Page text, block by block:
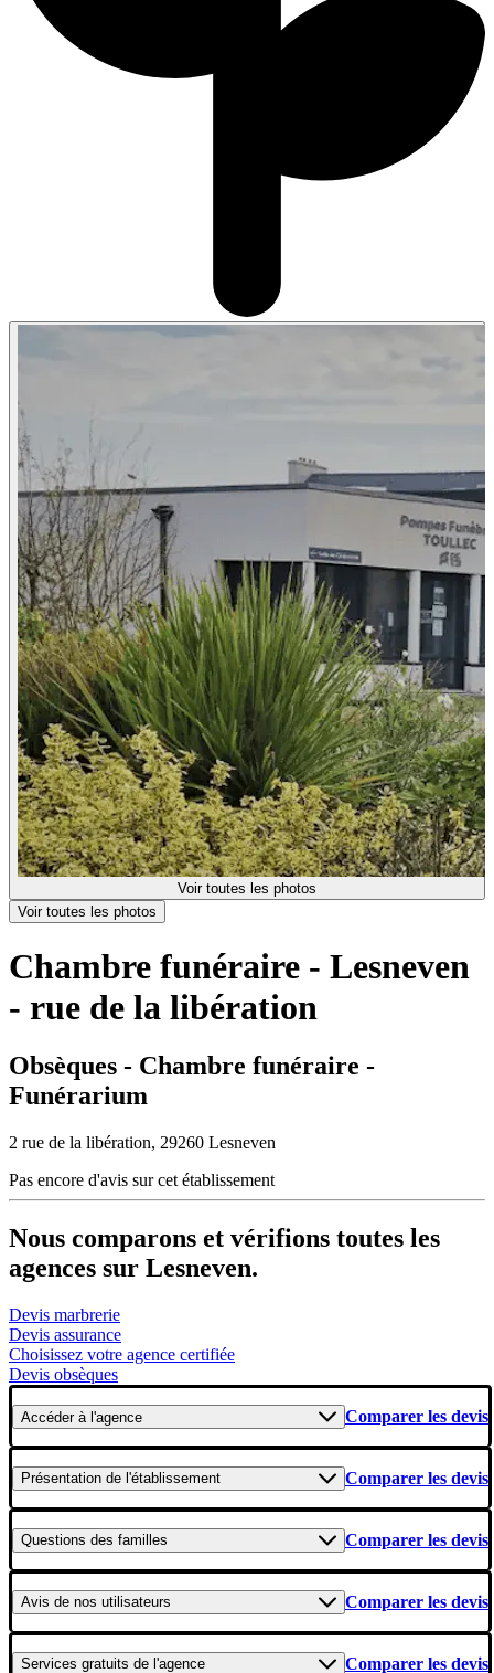
Voir toutes les photos
Voir toutes les photos
Chambre funéraire - Lesneven
- rue de la libération
Obsèques - Chambre funéraire -
Funérarium
2 rue de la libération, 29260 Lesneven
Pas encore d'avis sur cet établissement
Nous comparons et vérifions toutes les
agences sur Lesneven.
Devis marbrerie
Devis assurance
Choisissez votre agence certifiée
Devis obsèques
Accéderà l'agence Comparer les devis
Présentation de l'établissement Comparer les devis
Questions des familles Comparer les devis
Avis de nos utilisateurs Comparer les devis
Services gratuits de l'agence Comparer les devis